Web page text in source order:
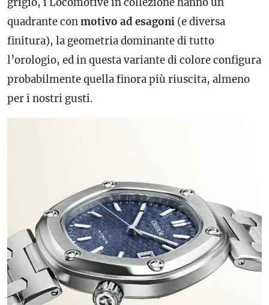
grigio, i Locomotive in collezione hanno un
quadrante conmotivo ad esagoni (e diversa
finitura), la geometria dominante di tutto
l’orologio, ed in questa variante di colore configura
probabilmente quella finora più riuscita, almeno
per i nostri gusti.